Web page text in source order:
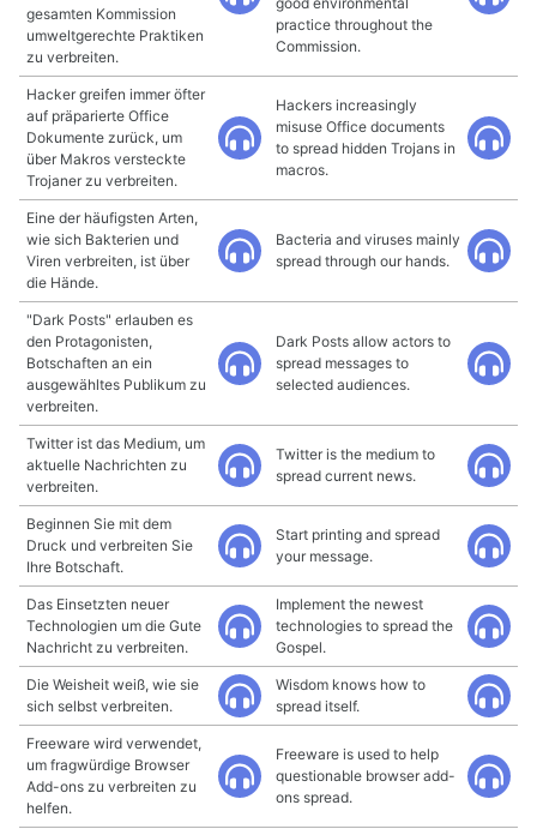
gesamten Kommission
umweltgerechte Praktiken
zu verbreiten.
practice throughout the
Commission.
Hacker greifen immer öfter
auf präparierte Office
Dokumente zurück, um
über Makros versteckte
Trojaner zu verbreiten.
Hackers increasingly
misuse Office documents
to spread hidden Trojans in
macros.
Eine der häufigsten Arten,
wie sich Bakterien und
Viren verbreiten, ist über
die Hände.
Bacteria and viruses mainly
spread through our hands.
"Dark Posts" erlauben es
den Protagonisten,
Botschaften an ein
ausgewähltes Publikum zu
verbreiten.
Dark Posts allow actors to
spread messages to
selected audiences.
Twitter ist das Medium, um
aktuelle Nachrichten zu
verbreiten.
Twitter is the medium to
spread current news.
Beginnen Sie mit dem
Druck und verbreiten Sie
Ihre Botschaft.
Start printing and spread
your message.
Das Einsetzten neuer
Technologien um die Gute
Nachricht zu verbreiten.
Implement the newest
technologies to spread the
Gospel.
Die Weisheit weiß, wie sie
sich selbst verbreiten.
Wisdom knows how to
spread itself.
Freeware wird verwendet,
um fragwürdige Browser
Add-ons zu verbreiten zu
helfen.
Freeware is used to help
questionable browser add-
ons spread.